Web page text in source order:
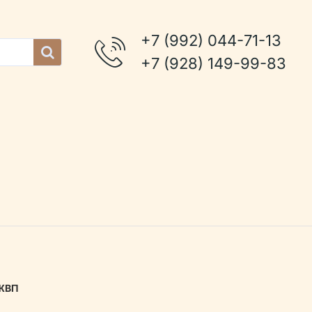
+7 (992) 044-71-13
+7 (928) 149-99-83